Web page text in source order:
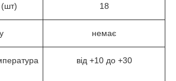
(шт) 18
немає
від +10 до +30